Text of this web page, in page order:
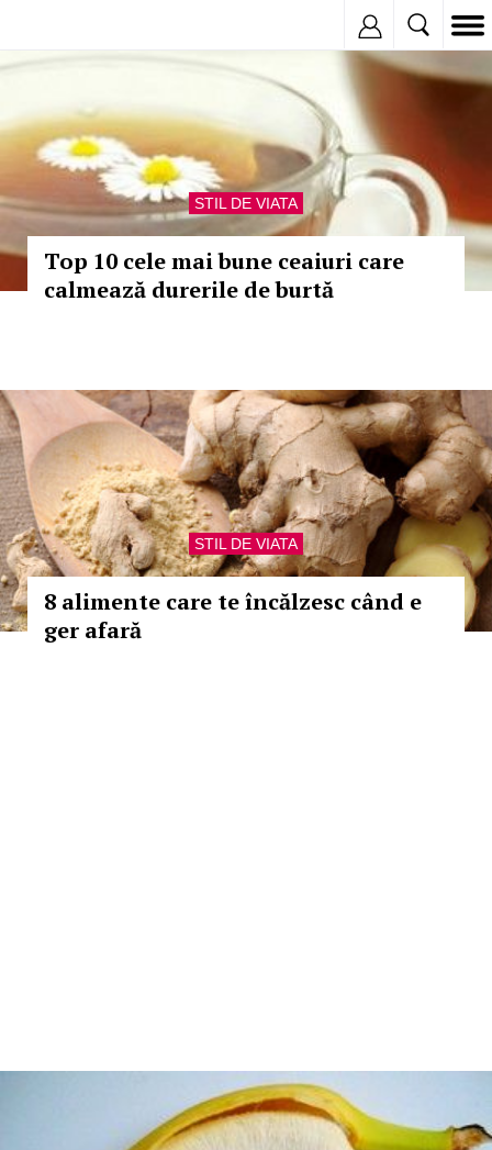
STIL DE VIATA
Top 10 cele mai bune ceaiuri care
calmează durerile de burtă
STIL DE VIATA
8 alimente care te încălzesc când e
ger afară